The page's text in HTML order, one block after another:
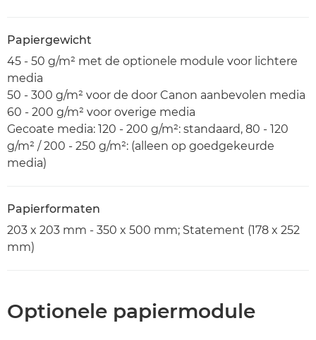
Papiergewicht
45 - 50 g/m² met de optionele module voor lichtere
media
50 - 300 g/m² voor de door Canon aanbevolen media
60 - 200 g/m² voor overige media
Gecoate media: 120 - 200 g/m²: standaard, 80 - 120
g/m² / 200 - 250 g/m²: (alleen op goedgekeurde
media)
Papierformaten
203 x 203 mm - 350 x 500 mm; Statement (178 x 252
mm)
Optionele papiermodule